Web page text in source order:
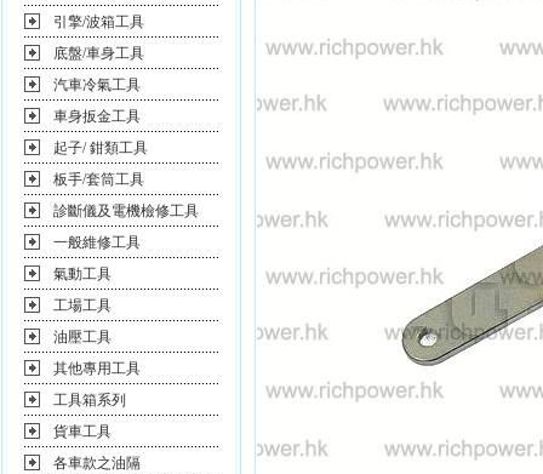
引擎/波箱工具
底盤/車身工具
汽車冷氣工具
車身扳金工具
起子/ 鉗類工具
板手/套筒工具
診斷儀及電機檢修工具
一般維修工具
氣動工具
工場工具
油壓工具
其他專用工具
工具箱系列
貨車工具
各車款之油隔